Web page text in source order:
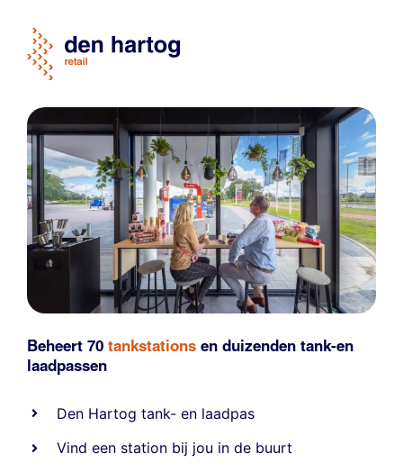
Beheert 70 tankstations en duizenden tank-en
laadpassen
Den Hartog tank- en laadpas
Vind een station bij jou in de buurt